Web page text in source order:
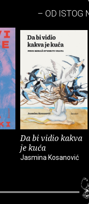
– OD ISTOG
Da bi vidio kakva
je kuća
Jasmina Kosanović